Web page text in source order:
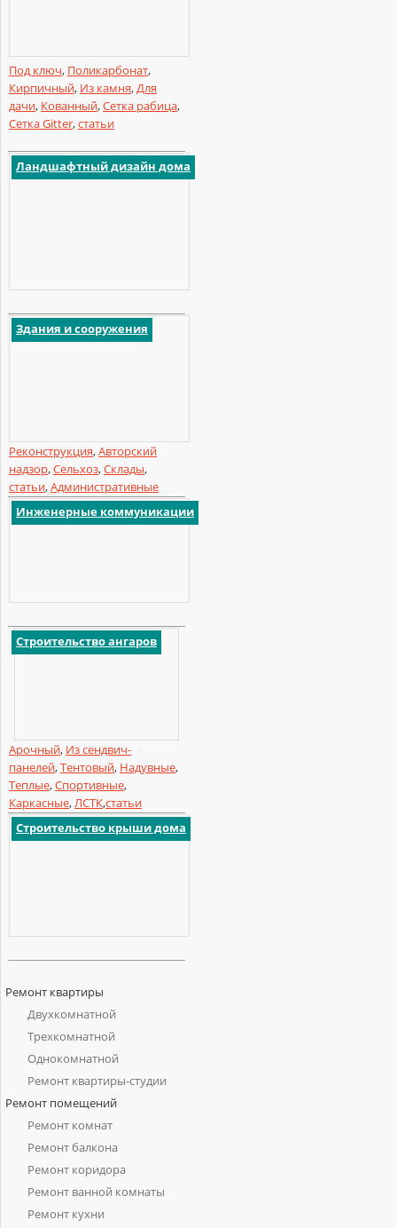
Под ключ, Поликарбонат,
Кирпичный, Из камня, Для
дачи, Кованный,Сетка рабица,
Сетка Gitter,статьи
Ландшафтный дизайн дома
Здания и сооружения
Реконструкция,Авторский
надзор,Сельхоз,Склады,
статьи,Административные
Инженерные коммуникации
Строительство ангаров
Арочный, Из сендвич-
панелей,Тентовый, Надувные,
Теплые,Спортивные,
Каркасные,ЛСТК,статьи
Строительство крыши дома
Ремонт квартиры
Двухкомнатной
Трехкомнатной
Однокомнатной
Ремонт квартиры-студии
Ремонт помещений
Ремонт комнат
Ремонт балкона
Ремонт коридора
Ремонт ванной комнаты
Ремонт кухни